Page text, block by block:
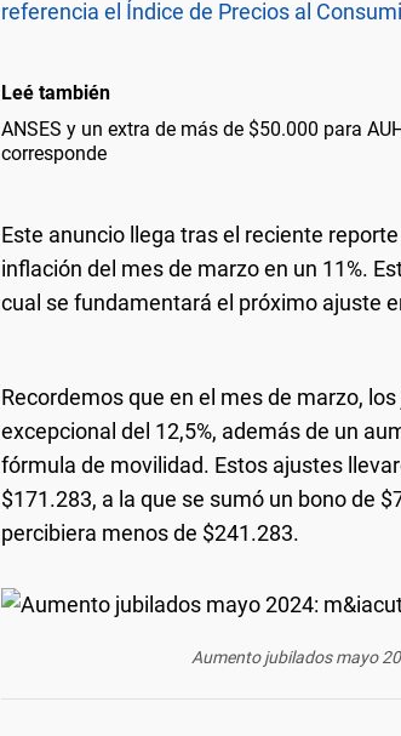
referencia el Índice de Precios al
Leé también
ANSES y un extra de más de $50.000 para
corresponde
Este anuncio llega tras el reciente
inflación del mes de marzo en un 11%.
cual se fundamentará el próximo ajuste
Recordemos que en el mes de marzo,
excepcional del 12,5%, además de un
fórmula de movilidad. Estos ajustes
$171.283, a la que se sumó un bono de
percibiera menos de $241.283.
Aumento jubilados mayo